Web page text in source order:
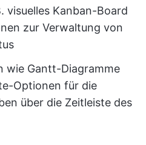
visuelles Kanban-Board
zur Verwaltung von
wie Gantt-Diagramme
Optionen für die
über die Zeitleiste des